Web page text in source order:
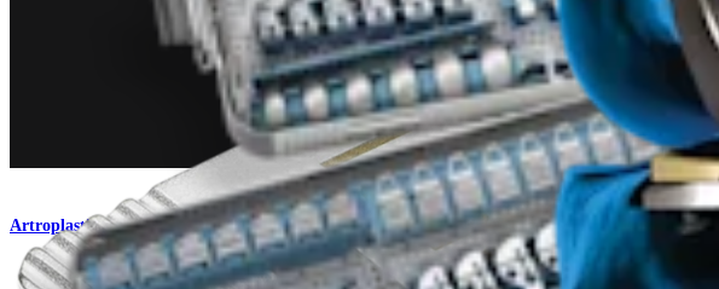
Artroplastia de rodilla